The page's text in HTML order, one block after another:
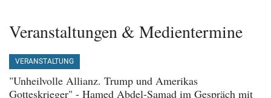
Veranstaltungen & Medientermine
VERANSTALTUNG
"Unheilvolle Allianz. Trump und Amerikas
Gotteskrieger" - Hamed Abdel-Samad im Gespräch mit